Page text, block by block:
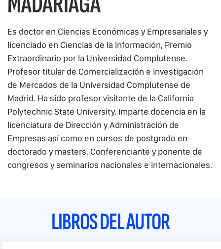
Es doctor en Ciencias Económicas y Empresariales y
licenciado en Ciencias de la Información, Premio
Extraordinario por la Universidad Complutense.
Profesor titular de Comercialización e Investigación
de Mercados de la Universidad Complutense de
Madrid. Ha sido profesor visitante de la California
Polytechnic State University. Imparte docencia en la
licenciatura de Dirección y Administración de
Empresas así como en cursos de postgrado en
doctorado y masters. Conferenciante y ponente de
congresos y seminarios nacionales e internacionales.
LIBROS DEL AUTOR